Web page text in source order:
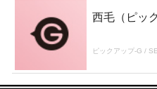
西毛（ピッ
ピックアップ-G /